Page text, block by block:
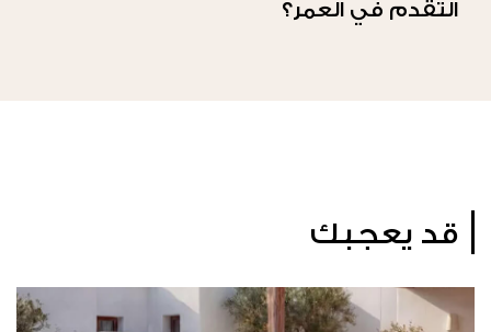
التقدم في العمر؟
قد يعجبك